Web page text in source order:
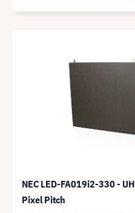
NEC LED-FA019i2-330 -
Pixel Pitch